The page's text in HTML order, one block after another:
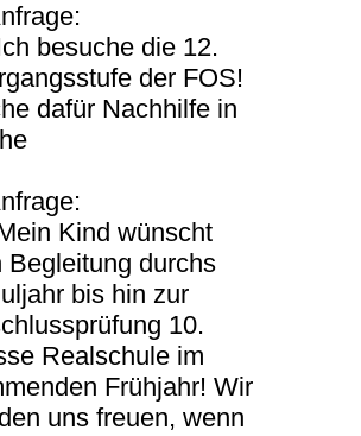
besuche die 12.
der FOS!
dafür Nachhilfe in
Kind wünscht
Begleitung durchs
bis hin zur
10.
Realschule im
Frühjahr! Wir
uns freuen, wenn